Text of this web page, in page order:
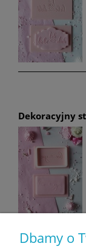
Dekoracyjny
Dbamy o